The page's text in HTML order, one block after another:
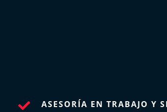
 ASESORÍA EN TRABAJO Y